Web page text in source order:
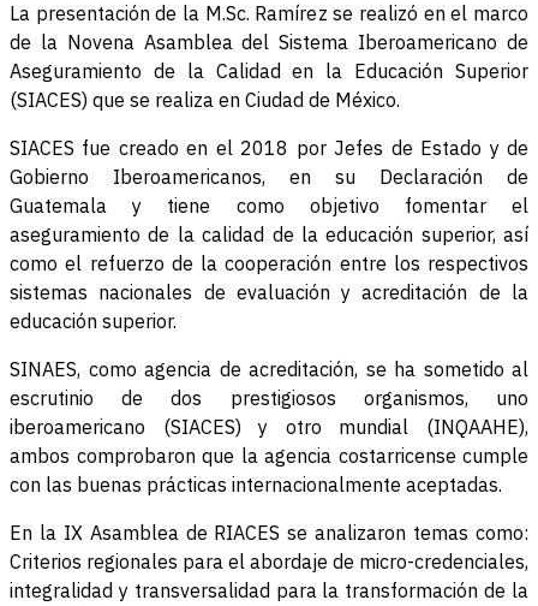
La presentación de la M.Sc. Ramírez se realizó en el marco
de la Novena Asamblea del Sistema Iberoamericano de
Aseguramiento de la Calidad en la Educación Superior
(SIACES) que se realiza en Ciudad de México.
SIACES fue creado en el 2018 por Jefes de Estado y de
Gobierno Iberoamericanos, en su Declaración de
Guatemala y tiene como objetivo fomentar el
aseguramiento de la calidad de la educación superior, así
como el refuerzo de la cooperación entre los respectivos
sistemas nacionales de evaluación y acreditación de la
educación superior.
SINAES, como agencia de acreditación, se ha sometido al
escrutinio de dos prestigiosos organismos, uno
iberoamericano (SIACES) y otro mundial (INQAAHE),
ambos comprobaron que la agencia costarricense cumple
con las buenas prácticas internacionalmente aceptadas.
En la IX Asamblea de RIACES se analizaron temas como:
Criterios regionales para el abordaje de micro-credenciales,
integralidad y transversalidad para la transformación de la